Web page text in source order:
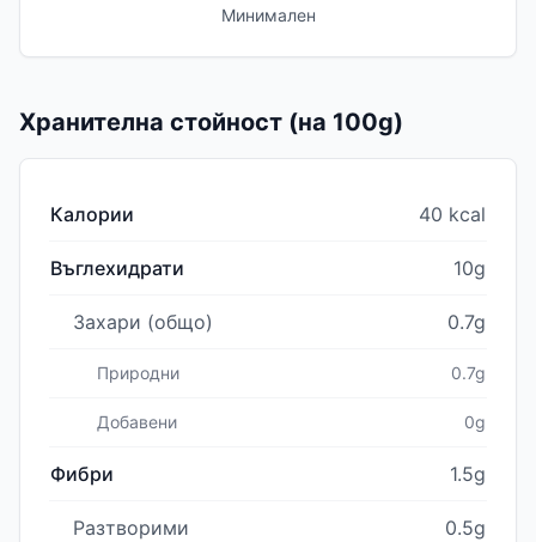
Минимален
Хранителна стойност (на 100g)
Калории 40 kcal
Въглехидрати 10g
Захари (общо) 0.7g
Природни 0.7g
Добавени 0g
Фибри 1.5g
Разтворими 0.5g